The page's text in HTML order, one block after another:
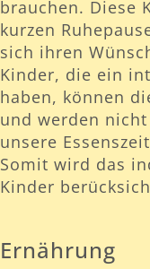
brauchen. Diese
kurzen
sich ihren
Kinder, die ein
haben, können
und werden
unsere
Somit wird das
Kinder
Ernährung